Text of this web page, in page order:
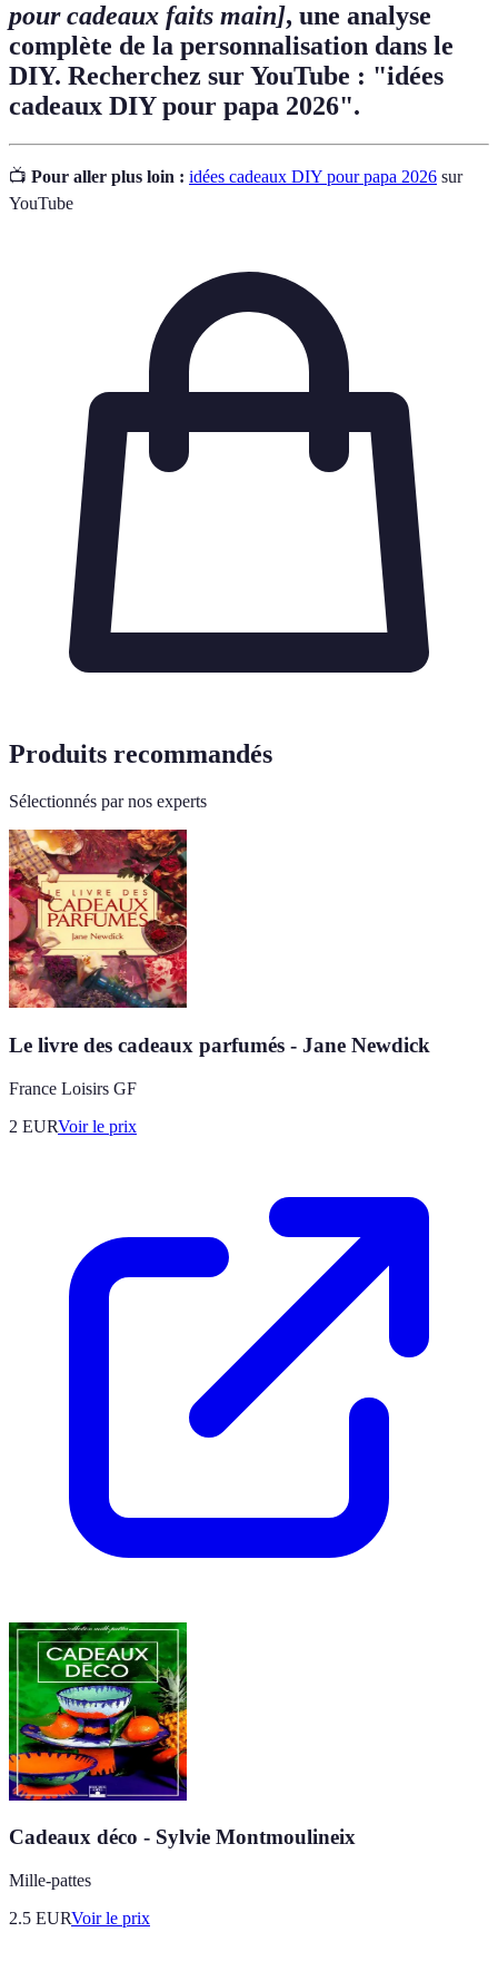
pour cadeaux faits main], une analyse
complète de la personnalisation dans le
DIY. Recherchez sur YouTube : "idées
cadeaux DIY pour papa 2026".
📺 Pour aller plus loin : idées cadeaux DIY pour papa 2026 sur
YouTube
Produits recommandés
Sélectionnés par nos experts
Le livre des cadeaux parfumés - Jane Newdick
France Loisirs GF
2 EURVoir le prix
Cadeaux déco - Sylvie Montmoulineix
Mille-pattes
2.5 EURVoir le prix